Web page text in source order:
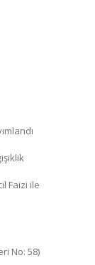
Faizi ile
No: 58)